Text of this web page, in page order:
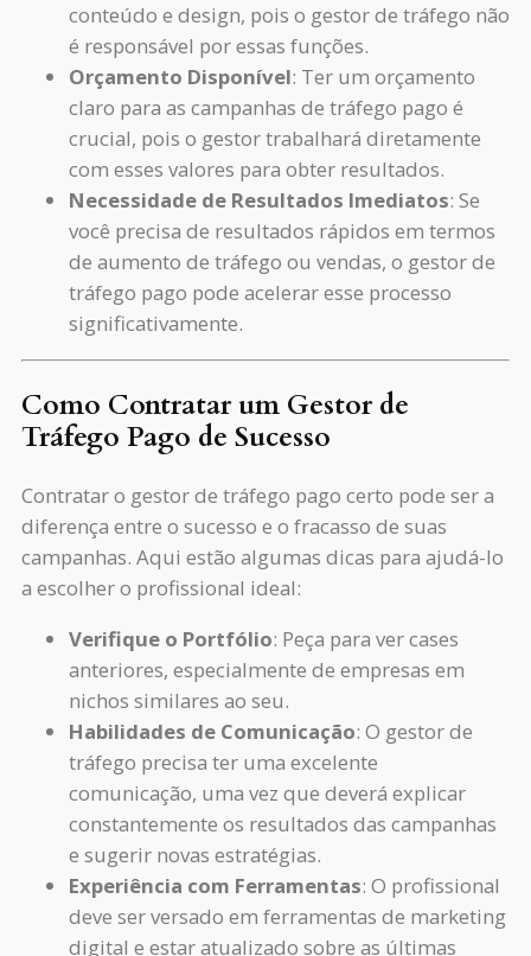
conteúdo e design, pois o gestor de tráfego não
é responsável por essas funções.
Orçamento Disponível: Ter um orçamento
claro para as campanhas de tráfego pago é
crucial, pois o gestor trabalhará diretamente
com esses valores para obter resultados.
Necessidade de Resultados Imediatos: Se
você precisa de resultados rápidos em termos
de aumento de tráfego ou vendas, o gestor de
tráfego pago pode acelerar esse processo
significativamente.
Como Contratar um Gestor de
Tráfego Pago de Sucesso
Contratar o gestor de tráfego pago certo pode ser a
diferença entre o sucesso e o fracasso de suas
campanhas. Aqui estão algumas dicas para ajudá-lo
a escolher o profissional ideal:
Verifique o Portfólio: Peça para ver cases
anteriores, especialmente de empresas em
nichos similares ao seu.
Habilidades de Comunicação: O gestor de
tráfego precisa ter uma excelente
comunicação, uma vez que deverá explicar
constantemente os resultados das campanhas
e sugerir novas estratégias.
Experiência com Ferramentas: O profissional
deve ser versado em ferramentas de marketing
digital e estar atualizado sobre as últimas